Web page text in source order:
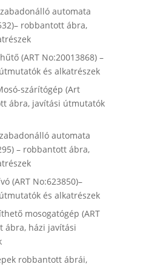
automata
robbantott ábra,
(ART No:20013868) –
és alkatrészek
szárítógép (Art
ábra, javítási útmutatók
automata
– robbantott ábra,
(ART No:623850)–
és alkatrészek
mosogatógép (ART
ábra, házi javítási
robbantott ábrái,